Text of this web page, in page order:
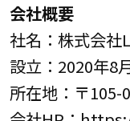
会社概要
社名：株式会社
設立：2020年8
所在地：〒105-